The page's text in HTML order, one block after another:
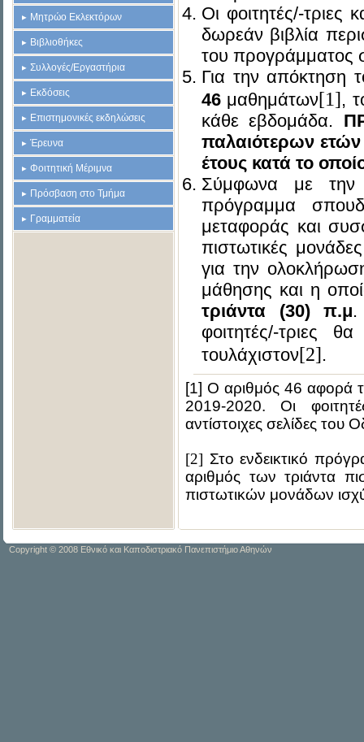
Μητρώο Εκλεκτόρων
Βιβλιοθήκες
Συλλογές/Εργαστήρια
Εκδόσεις
Επιστημονικές εκδηλώσεις
Έρευνα
Φοιτητική Μέριμνα
Πρόσβαση στο Τμήμα
Γραμματεία
Oι φοιτητές/-τριες
δωρεάν βιβλία
του προγράμματος
Για την απόκτηση
46 μαθημάτων[1],
κάθε εβδομάδα.
παλαιότερων ετών
έτους κατά το
Σύμφωνα με την
πρόγραμμα
μεταφοράς και
πιστωτικές
για την
μάθησης και η
τριάντα (30)
π.μ.
φοιτητές/-τριες
τουλάχιστον[2].
[1] Ο αριθμός 46 αφορά
2019-2020. Οι
αντίστοιχες σελίδες
[2] Στο ενδεικτικό
αριθμός των τριάντα
πιστωτικών μονάδων
Copyright © 2008 Εθνικό και Καποδιστριακό Πανεπιστήμιο Αθηνών